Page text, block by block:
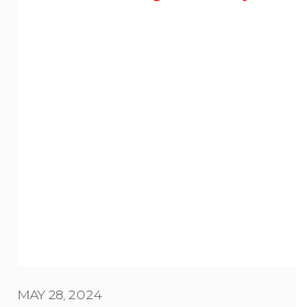
MAY 28, 2024